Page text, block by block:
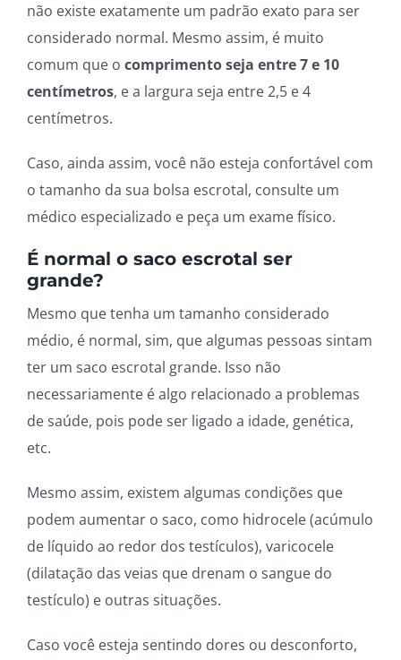
não existe exatamente um padrão exato para ser
considerado normal. Mesmo assim, é muito
comum que o comprimento seja entre 7 e 10
centímetros, e a largura seja entre 2,5 e 4
centímetros.
Caso, ainda assim, você não esteja confortável com
o tamanho da sua bolsa escrotal, consulte um
médico especializado e peça um exame físico.
É normal o saco escrotal ser
grande?
Mesmo que tenha um tamanho considerado
médio, é normal, sim, que algumas pessoas sintam
ter um saco escrotal grande. Isso não
necessariamente é algo relacionado a problemas
de saúde, pois pode ser ligado a idade, genética,
etc.
Mesmo assim, existem algumas condições que
podem aumentar o saco, como hidrocele (acúmulo
de líquido ao redor dos testículos), varicocele
(dilatação das veias que drenam o sangue do
testículo) e outras situações.
Caso você esteja sentindo dores ou desconforto,